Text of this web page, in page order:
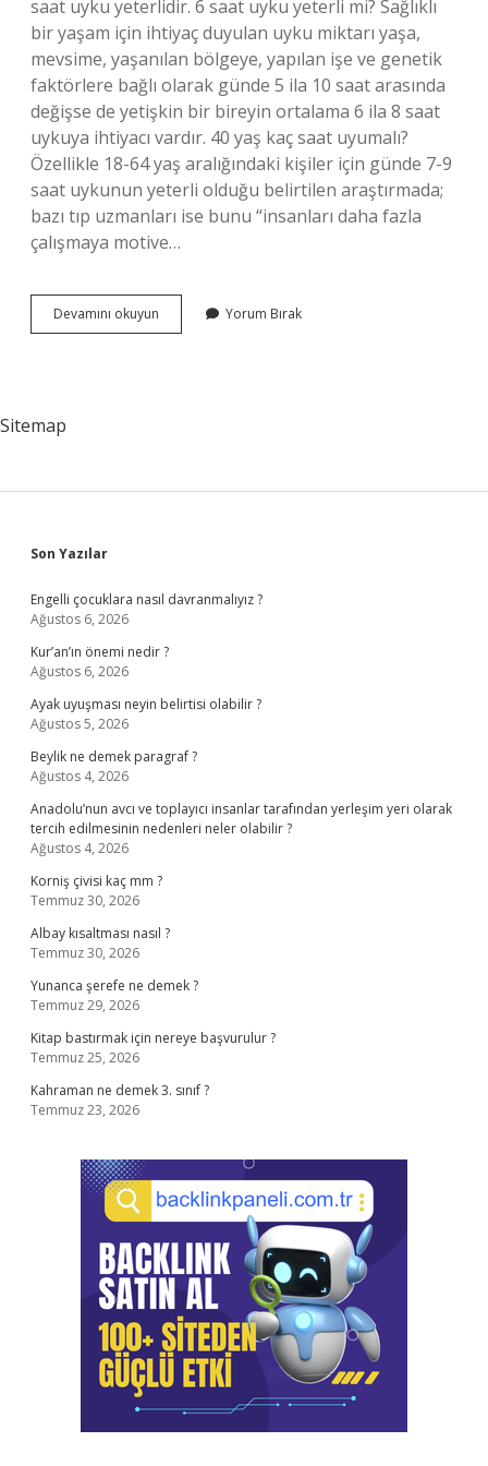
saat uyku yeterlidir. 6 saat uyku yeterli mi? Sağlıklı
bir yaşam için ihtiyaç duyulan uyku miktarı yaşa,
mevsime, yaşanılan bölgeye, yapılan işe ve genetik
faktörlere bağlı olarak günde 5 ila 10 saat arasında
değişse de yetişkin bir bireyin ortalama 6 ila 8 saat
uykuya ihtiyacı vardır. 40 yaş kaç saat uyumalı?
Özellikle 18-64 yaş aralığındaki kişiler için günde 7-9
saat uykunun yeterli olduğu belirtilen araştırmada;
bazı tıp uzmanları ise bunu “insanları daha fazla
çalışmaya motive…
Devamını okuyun
Yaşındaki
Yorum Bırak
Sitemap
Sidebar
Son Yazılar
Engelli çocuklara nasıl davranmalıyız ?
Ağustos 6, 2026
Kur’an’ın önemi nedir ?
Ağustos 6, 2026
Ayak uyuşması neyin belirtisi olabilir ?
Ağustos 5, 2026
Beylik ne demek paragraf ?
Ağustos 4, 2026
Anadolu’nun avcı ve toplayıcı insanlar tarafından yerleşim yeri olarak
tercih edilmesinin nedenleri neler olabilir ?
Ağustos 4, 2026
Korniş çivisi kaç mm ?
Temmuz 30, 2026
Albay kısaltması nasıl ?
Temmuz 30, 2026
Yunanca şerefe ne demek ?
Temmuz 29, 2026
Kitap bastırmak için nereye başvurulur ?
Temmuz 25, 2026
Kahraman ne demek 3. sınıf ?
Temmuz 23, 2026